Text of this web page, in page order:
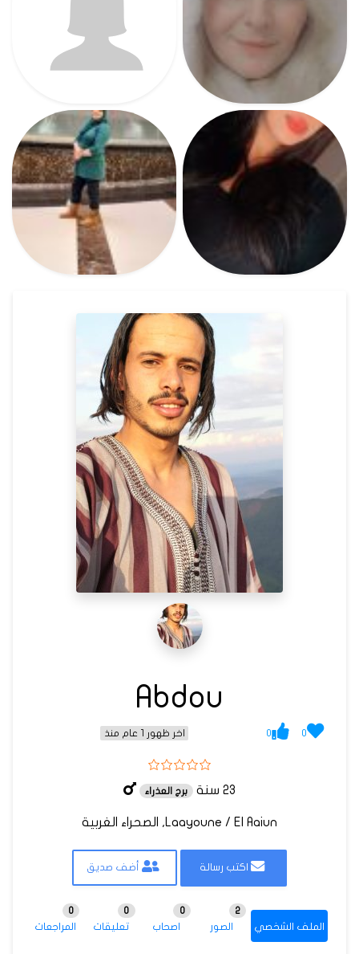
Abdou
0
0 اخر ظهور 1 عام منذ
23 سنة برج العذراء
Laayoune / El Aaiun, الصحراء الغربية
اكتب رسالة أضف صديق
الملف الشخصي الصور
2
اصحاب
0
تعليقات
0
المراجعات
0